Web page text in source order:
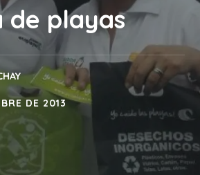
de playas
DE 2013